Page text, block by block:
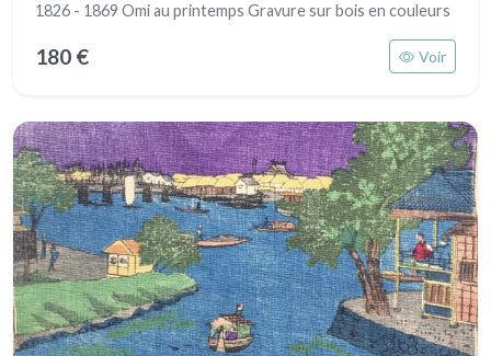
1826 - 1869 Omi au printemps Gravure sur bois en couleurs
180 € Voir